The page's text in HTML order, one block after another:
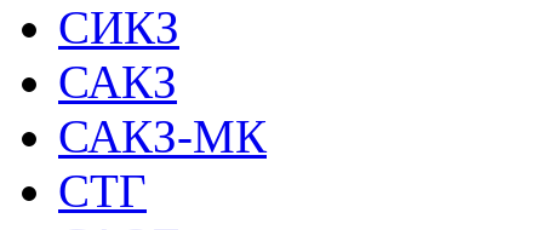
СИКЗ
САКЗ
САКЗ-МК
СТГ